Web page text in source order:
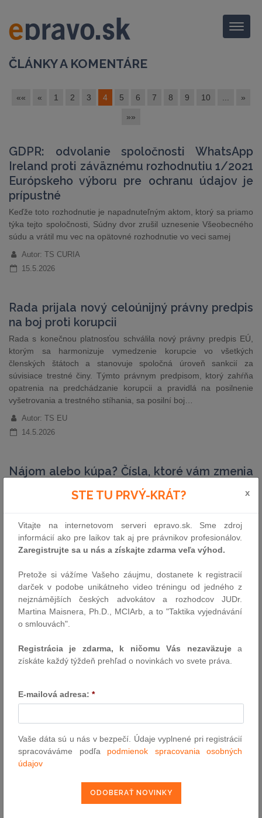
Menu
ČLÁNKY A KOMENTÁRE
«« « 1 2 3 4 5 6 7 8 9 10 »
»»
GDPR: odvolanie spoločnosti WhatsApp
Ireland proti záväznému rozhodnutiu 1/2021
Európskeho výboru pre ochranu údajov je
prípustné
Keďže toto rozhodnutie je napadnuteľným aktom, ktorý sa priamo
týka tejto spoločnosti, Súdny dvor zrušil uznesenie Všeobecného
súdu a vrátil mu vec na opätovné rozhodnutie vo veci samej
Autor: TS CURIA
15.5.2026
Rada prijala nový celoúnijný právny predpis
na boj proti korupcii
Rada s konečnou platnosťou schválila nový právny predpis EÚ,
ktorým sa harmonizuje vymedzenie korupcie vo všetkých
členských štátoch a stanovuje spoločná úroveň sankcií za
súvisiace trestné činy. Týmto právnym predpisom, ktorý zahŕňa
opatrenia na predchádzanie korupcii a pravidlá na posilnenie
vyšetrovania a trestného stíhania, sa posilní boj…
Autor: TS EU
14.5.2026
Nájom alebo kúpa? Čísla, ktoré vám zmenia
Žiť vo vlastnom je na Slovensku silne zakorenená predstava. Je
Alebo je to skôr kultúrne nastavenie, ktoré si ekonomicky
neprepočítavame? Na prednáške Petra Vargu o nehnuteľnostiach
sme sa na túto otázku pozreli bez emócií, cez čísla, likviditu,
Autor: Highgate Law & Tax
13.5.2026
Určovanie medzinárodnej právomoci súdu a rozhodného práva
pri cezhraničných súkromnoprávnych vzťahoch v online prostredí
Autor: Mgr. Lukáš Juck ( L/R/P advokáti)
Udalosti uplynulého týždňa
Ústavný súd zastavil konanie o zrušenom zákone o Úrade na
zákona meniacu pravidlá pre kajúcnikov | Národná rada schválila
STE TU PRVÝ-KRÁT? x
Vitajte na internetovom serveri epravo.sk. Sme zdroj
informácií ako pre laikov tak aj pre právnikov profesionálov.
Zaregistrujte sa u nás a získajte zdarma veľa výhod.
Pretože si vážíme Vašeho záujmu, dostanete k registracií
darček v podobe unikátneho video tréningu od jedného z
nejznámějších českých advokátov a rozhodcov JUDr.
Martina Maisnera, Ph.D., MCIArb, a to "Taktika vyjednávání
o smlouvách".
Registrácia je zdarma, k ničomu Vás nezaväzujea
získáte každý týždeň prehľad o novinkách vo svete práva.
E-mailová adresa: *
Vaše dáta sú u nás v bezpečí. Údaje vyplnené pri registrácií
spracováváme podľa podmienok spracovania osobných
údajov